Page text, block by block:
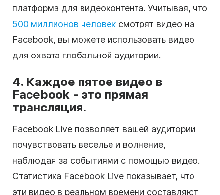
платформа для видеоконтента. Учитывая, что
500 миллионов человек смотрят видео на
Facebook, вы можете использовать видео
для охвата глобальной аудитории.
4. Каждое пятое видео в
Facebook - это прямая
трансляция.
Facebook Live позволяет вашей аудитории
почувствовать веселье и волнение,
наблюдая за событиями с помощью видео.
Статистика Facebook Live показывает, что
эти видео в реальном времени составляют